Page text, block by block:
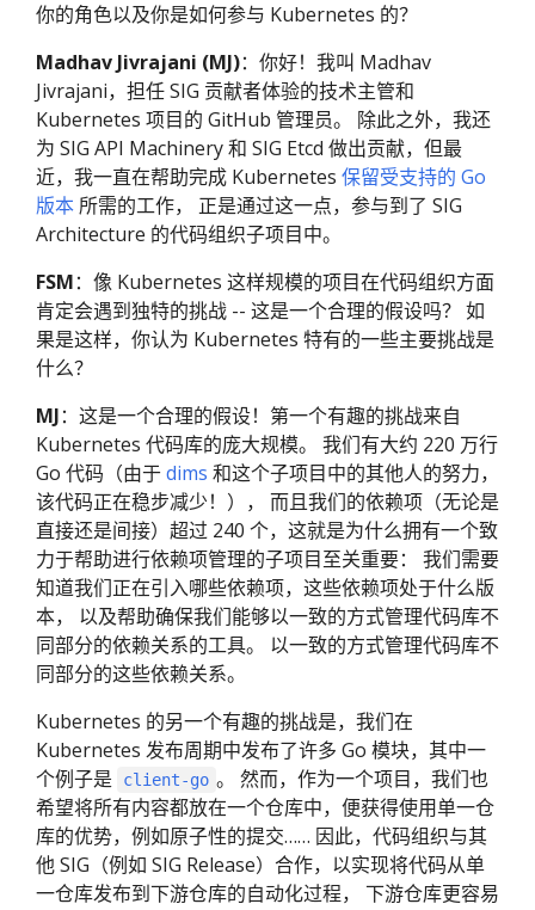
你的角色以及你是如何参与 Kubernetes 的？
Madhav Jivrajani (MJ)：你好！我叫 Madhav
Jivrajani，担任 SIG 贡献者体验的技术主管和
Kubernetes 项目的 GitHub 管理员。 除此之外，我还
为 SIG API Machinery 和 SIG Etcd 做出贡献，但最
近，我一直在帮助完成 Kubernetes 保留受支持的 Go
版本 所需的工作， 正是通过这一点，参与到了 SIG
Architecture 的代码组织子项目中。
FSM：像 Kubernetes 这样规模的项目在代码组织方面
肯定会遇到独特的挑战 -- 这是一个合理的假设吗？ 如
果是这样，你认为 Kubernetes 特有的一些主要挑战是
什么？
MJ：这是一个合理的假设！第一个有趣的挑战来自
Kubernetes 代码库的庞大规模。 我们有大约 220 万行
Go 代码（由于dims 和这个子项目中的其他人的努力，
该代码正在稳步减少！）， 而且我们的依赖项（无论是
直接还是间接）超过 240 个，这就是为什么拥有一个致
力于帮助进行依赖项管理的子项目至关重要： 我们需要
知道我们正在引入哪些依赖项，这些依赖项处于什么版
本， 以及帮助确保我们能够以一致的方式管理代码库不
同部分的依赖关系的工具。 以一致的方式管理代码库不
同部分的这些依赖关系。
Kubernetes 的另一个有趣的挑战是，我们在
Kubernetes 发布周期中发布了许多 Go 模块，其中一
个例子是
client-go 。 然而，作为一个项目，我们也
希望将所有内容都放在一个仓库中，便获得使用单一仓
库的优势，例如原子性的提交…… 因此，代码组织与其
他 SIG（例如 SIG Release）合作，以实现将代码从单
一仓库发布到下游仓库的自动化过程， 下游仓库更容易